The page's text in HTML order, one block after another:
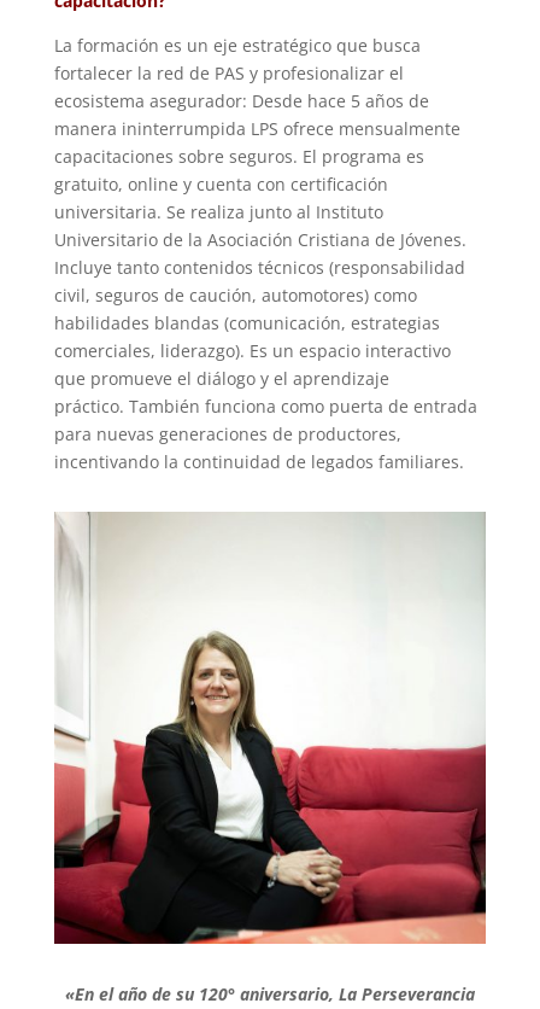
La formación es un eje estratégico que busca
fortalecer la red de PAS y profesionalizar el
ecosistema asegurador: Desde hace 5 años de
manera ininterrumpida LPS ofrece mensualmente
capacitaciones sobre seguros. El programa es
gratuito, online y cuenta con certificación
universitaria. Se realiza junto al Instituto
Universitario de la Asociación Cristiana de Jóvenes.
Incluye tanto contenidos técnicos (responsabilidad
civil, seguros de caución, automotores) como
habilidades blandas (comunicación, estrategias
comerciales, liderazgo). Es un espacio interactivo
que promueve el diálogo y el aprendizaje
práctico. También funciona como puerta de entrada
para nuevas generaciones de productores,
incentivando la continuidad de legados familiares.
«En el año de su 120° aniversario, La Perseverancia